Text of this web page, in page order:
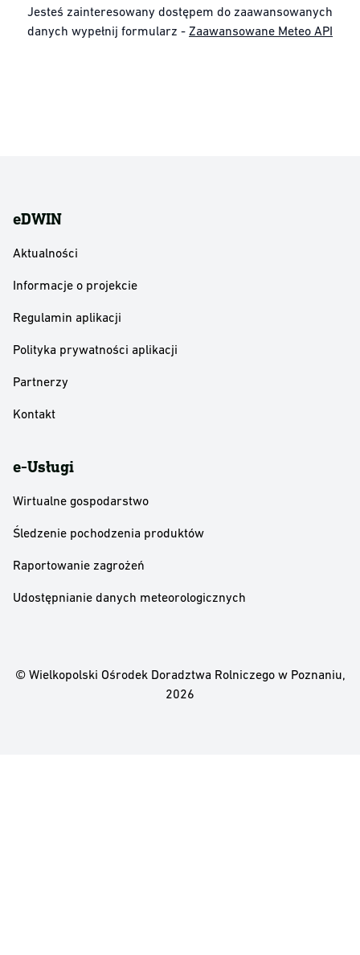
Jesteś zainteresowany dostępem do zaawansowanych
danych wypełnij formularz - Zaawansowane Meteo API
eDWIN
Aktualności
Informacje o projekcie
Regulamin aplikacji
Polityka prywatności aplikacji
Partnerzy
Kontakt
e-Usługi
Wirtualne gospodarstwo
Śledzenie pochodzenia produktów
Raportowanie zagrożeń
Udostępnianie danych meteorologicznych
© Wielkopolski Ośrodek Doradztwa Rolniczego w Poznaniu,
2026